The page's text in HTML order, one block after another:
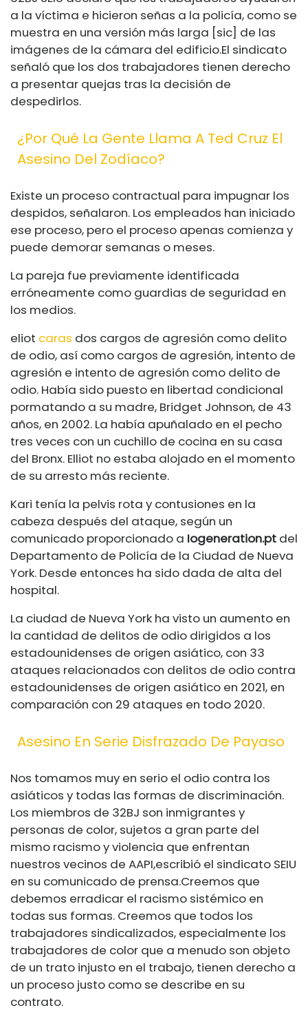
a la víctima e hicieron señas a la policía, como se
muestra en una versión más larga [sic] de las
imágenes de la cámara del edificio.El sindicato
señaló que los dos trabajadores tienen derecho
a presentar quejas tras la decisión de
despedirlos.
¿Por Qué La Gente Llama A Ted Cruz El
Asesino Del Zodíaco?
Existe un proceso contractual para impugnar los
despidos, señalaron. Los empleados han iniciado
ese proceso, pero el proceso apenas comienza y
puede demorar semanas o meses.
La pareja fue previamente identificada
erróneamente como guardias de seguridad en
los medios.
eliot caras dos cargos de agresión como delito
de odio, así como cargos de agresión, intento de
agresión e intento de agresión como delito de
odio. Había sido puesto en libertad condicional
pormatando a su madre, Bridget Johnson, de 43
años, en 2002. La había apuñalado en el pecho
tres veces con un cuchillo de cocina en su casa
del Bronx. Elliot no estaba alojado en el momento
de su arresto más reciente.
Kari tenía la pelvis rota y contusiones en la
cabeza después del ataque, según un
comunicado proporcionado a Iogeneration.pt del
Departamento de Policía de la Ciudad de Nueva
York. Desde entonces ha sido dada de alta del
hospital.
La ciudad de Nueva York ha visto un aumento en
la cantidad de delitos de odio dirigidos a los
estadounidenses de origen asiático, con 33
ataques relacionados con delitos de odio contra
estadounidenses de origen asiático en 2021, en
comparación con 29 ataques en todo 2020.
Asesino En Serie Disfrazado De Payaso
Nos tomamos muy en serio el odio contra los
asiáticos y todas las formas de discriminación.
Los miembros de 32BJ son inmigrantes y
personas de color, sujetos a gran parte del
mismo racismo y violencia que enfrentan
nuestros vecinos de AAPI,escribió el sindicato SEIU
en su comunicado de prensa.Creemos que
debemos erradicar el racismo sistémico en
todas sus formas. Creemos que todos los
trabajadores sindicalizados, especialmente los
trabajadores de color que a menudo son objeto
de un trato injusto en el trabajo, tienen derecho a
un proceso justo como se describe en su
contrato.